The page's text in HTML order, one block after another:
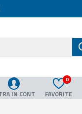
IN CONT FAVORITE
0